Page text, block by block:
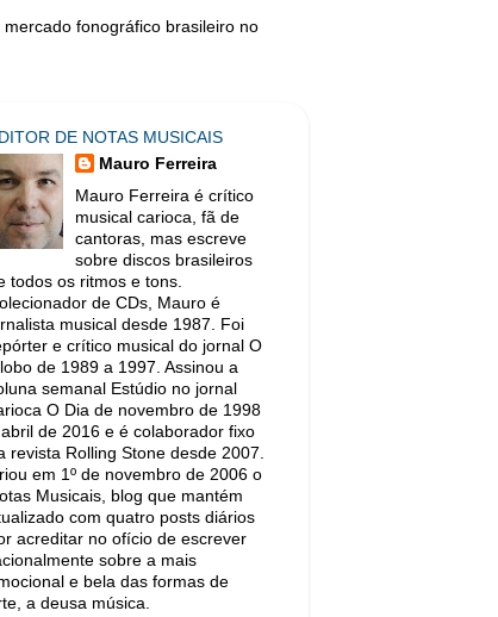
mercado fonográfico brasileiro no
DE NOTAS MUSICAIS
Mauro Ferreira
Mauro Ferreira é crítico
musical carioca, fã de
cantoras, mas escreve
sobre discos brasileiros
todos os ritmos e tons.
de CDs, Mauro é
musical desde 1987. Foi
e crítico musical do jornal O
de 1989 a 1997. Assinou a
semanal Estúdio no jornal
O Dia de novembro de 1998
de 2016 e é colaborador fixo
revista Rolling Stone desde 2007.
em 1º de novembro de 2006 o
Musicais, blog que mantém
com quatro posts diários
acreditar no ofício de escrever
sobre a mais
e bela das formas de
a deusa música.